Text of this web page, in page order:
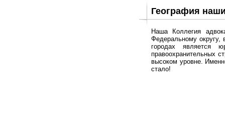
География
Наша Коллегия
Федеральному округу,
городах является
правоохранительных
высоком уровне.
стало!